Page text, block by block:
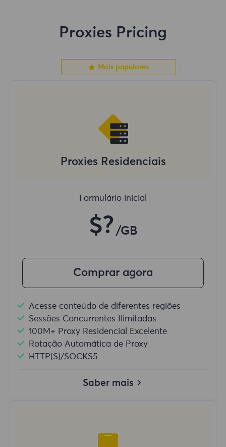
Proxies Pricing
Mais populares
Proxies Residenciais
Formulário inicial
$? /GB
Comprar agora
Acesse conteúdo de diferentes regiões
Sessões Concurrentes Ilimitadas
100M+ Proxy Residencial Excelente
Rotação Automática de Proxy
HTTP(S)/SOCKS5
Saber mais